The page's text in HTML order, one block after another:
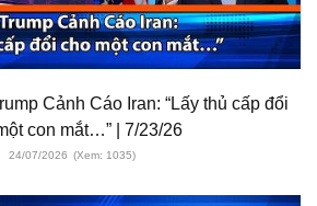
Cảnh Cáo Iran: “Lấy thủ cấp đổi
con mắt…” | 7/23/26
24/07/2026 (Xem: 1035)